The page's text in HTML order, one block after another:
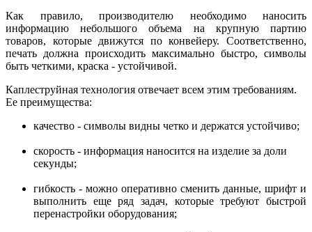
Как правило, производителю необходимо наносить
информацию небольшого объема на крупную партию
товаров, которые движутся по конвейеру. Соответственно,
печать должна происходить максимально быстро, символы
быть четкими, краска - устойчивой.
Каплеструйная технология отвечает всем этим требованиям.
Ее преимущества:
качество - символы видны четко и держатся устойчиво;
скорость - информация наносится на изделие за доли
секунды;
гибкость - можно оперативно сменить данные, шрифт и
выполнить еще ряд задач, которые требуют быстрой
перенастройки оборудования;